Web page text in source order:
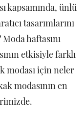
kapsamında, ünlü
tasarımlarını
haftasını
etkisiyle farklı
modası için neler
modasının en